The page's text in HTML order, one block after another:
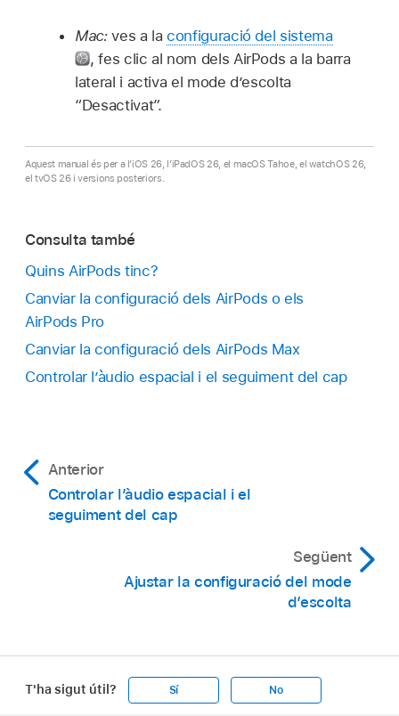
Mac:ves a laconfiguració del sistema
,fes clic al nom dels AirPods a la barra
lateral i activa el mode d’escolta
“Desactivat”.
Aquest manual és per a l’iOS 26, l’iPadOS 26, el macOS Tahoe, el watchOS 26,
el tvOS 26 i versions posteriors.
Consulta també
Quins AirPods tinc?
Canviar la configuració dels AirPods o els
AirPods Pro
Canviar la configuració dels AirPods Max
Controlar l’àudio espacial i el seguiment del cap
Anterior
Controlar l’àudio espacial i el
seguiment del cap
Següent
Ajustar la configuració del mode
d’escolta
T'ha sigut útil? Sí No